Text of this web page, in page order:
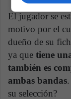
El jugador se
motivo por el
dueño de su
ya que tiene
también es
ambas bandas
su selección?